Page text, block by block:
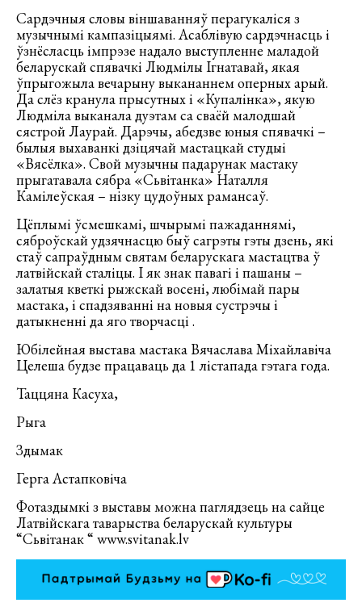
Сардэчныя словы віншаванняў перагукаліся з
музычнымі кампазіцыямі. Асаблівую сардэчнасць і
ўзнёсласць імпрэзе надало выступленне маладой
беларускай спявачкі Людмілы Ігнатавай, якая
ўпрыгожыла вечарыну выкананнем оперных арый.
Да слёз кранула прысутных і «Купалінка», якую
Людміла выканала дуэтам са сваёй малодшай
сястрой Лаурай. Дарэчы, абедзве юныя спявачкі –
былыя выхаванкі дзіцячай мастацкай студыі
«Вясёлка». Свой музычны падарунак мастаку
прыгатавала сябра «Сьвітанка» Наталля
Камілеўская – нізку цудоўных рамансаў.
Цёплымі ўсмешкамі, шчырымі пажаданнямі,
сяброўскай удзячнасцю быў сагрэты гэты дзень, які
стаў сапраўдным святам беларускага мастацтва ў
латвійскай сталіцы. І як знак павагі і пашаны –
залатыя кветкі рыжскай восені, любімай пары
мастака, і спадзяванні на новыя сустрэчы і
датыкненні да яго творчасці .
Юбілейная выстава мастака Вячаслава Міхайлавіча
Целеша будзе працаваць да 1 лістапада гэтага года.
Таццяна Касуха,
Рыга
Здымак
Герга Астапковіча
Фотаздымкі з выставы можна паглядзець на сайце
Латвійскага таварыства беларускай культуры
“Сьвітанак “ www.svitanak.lv